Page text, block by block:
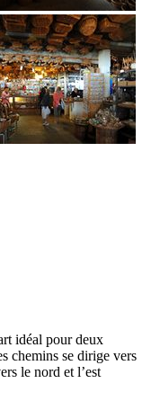
idéal pour deux
chemins se dirige vers
le nord et l’est